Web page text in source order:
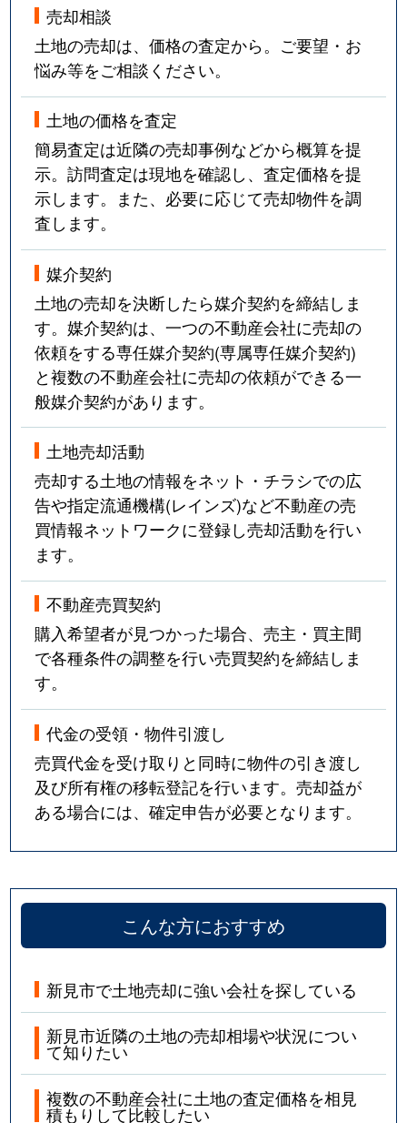
売却相談
土地の売却は、価格の査定から。ご要望・お
悩み等をご相談ください。
土地の価格を査定
簡易査定は近隣の売却事例などから概算を提
示。訪問査定は現地を確認し、査定価格を提
示します。また、必要に応じて売却物件を調
査します。
媒介契約
土地の売却を決断したら媒介契約を締結しま
す。媒介契約は、一つの不動産会社に売却の
依頼をする専任媒介契約(専属専任媒介契約)
と複数の不動産会社に売却の依頼ができる一
般媒介契約があります。
土地売却活動
売却する土地の情報をネット・チラシでの広
告や指定流通機構(レインズ)など不動産の売
買情報ネットワークに登録し売却活動を行い
ます。
不動産売買契約
購入希望者が見つかった場合、売主・買主間
で各種条件の調整を行い売買契約を締結しま
す。
代金の受領・物件引渡し
売買代金を受け取りと同時に物件の引き渡し
及び所有権の移転登記を行います。売却益が
ある場合には、確定申告が必要となります。
こんな方におすすめ
新見市で土地売却に強い会社を探している
新見市近隣の土地の売却相場や状況につい
て知りたい
複数の不動産会社に土地の査定価格を相見
積もりして比較したい